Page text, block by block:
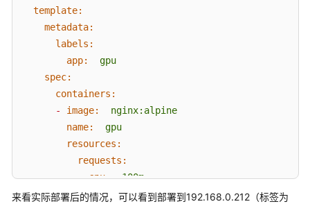
责
议
（SLA）
template:
metadata:
labels:
app:
gpu
spec:
containers:
-
image:
nginx:alpine
name:
gpu
resources:
requests:
cpu:
100m
memory:
200Mi
来看实际部署后的情况，可以看到部署到192.168.0.212（标签为